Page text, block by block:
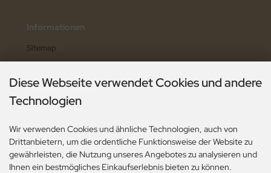
Informationen
Sitemap
Widerruf erklären
Zahlungsarten
Diese Webseite verwendet Cookies und andere
Technologien
Wir verwenden Cookies und ähnliche Technologien, auch von
Drittanbietern, um die ordentliche Funktionsweise der Website zu
gewährleisten, die Nutzung unseres Angebotes zu analysieren und
Ihnen ein bestmögliches Einkaufserlebnis bieten zu können.